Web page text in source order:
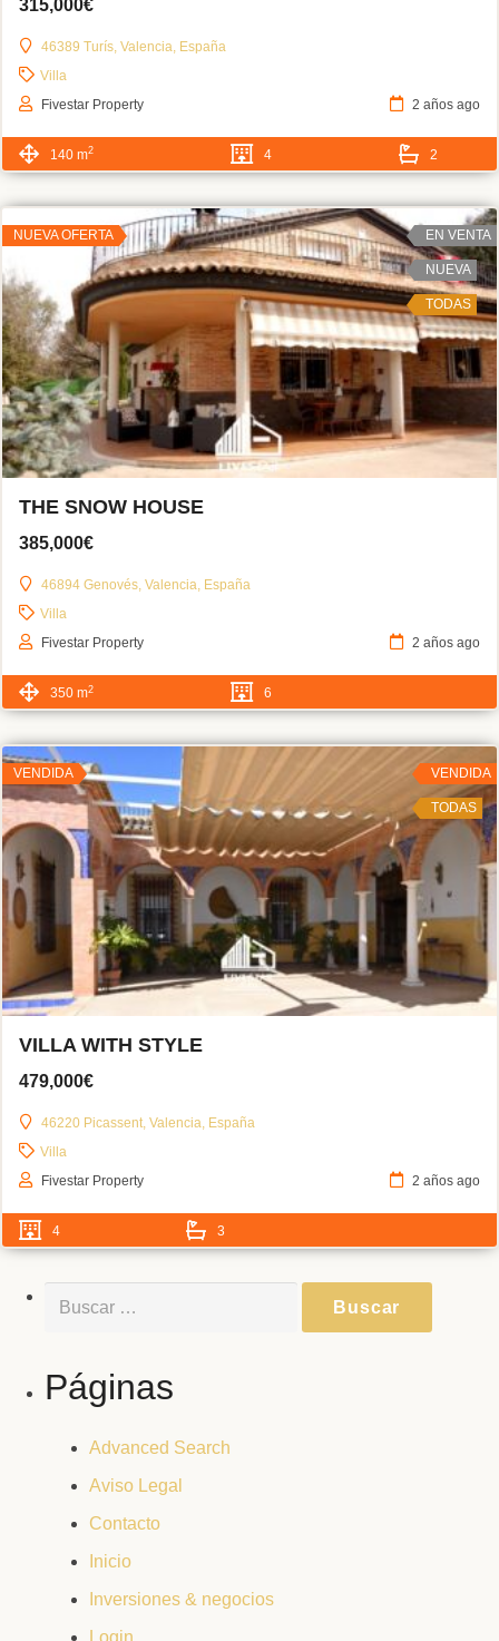
315,000€
46389 Turís, Valencia, España
Villa
Fivestar Property
2 años ago
140 m2 4 2
NUEVA OFERTA EN VENTA
NUEVA
TODAS
THE SNOW HOUSE
385,000€
46894 Genovés, Valencia, España
Villa
Fivestar Property
2 años ago
350 m2 6
VENDIDA VENDIDA
TODAS
VILLA WITH STYLE
479,000€
46220 Picassent, Valencia, España
Villa
Fivestar Property
2 años ago
4 3
Páginas
Advanced Search
Aviso Legal
Contacto
Inicio
Inversiones & negocios
Login